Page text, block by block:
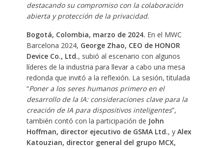
destacando su compromiso con la colaboración
abierta y protección de la privacidad.
Bogotá, Colombia, marzo de 2024. En el MWC
Barcelona 2024, George Zhao, CEO de HONOR
Device Co., Ltd., subió al escenario con algunos
líderes de la industria para llevar a cabo una mesa
redonda que invitó a la reflexión. La sesión, titulada
“Poner a los seres humanos primero en el
desarrollo de la IA: consideraciones clave para la
creación de IA para dispositivos inteligentes”,
también contó con la participación de John
Hoffman, director ejecutivo de GSMA Ltd., y Alex
Katouzian, director general del grupo MCX,